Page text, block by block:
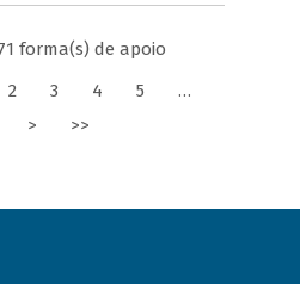
forma(s) de apoio
2 3 4 5
…
> >>